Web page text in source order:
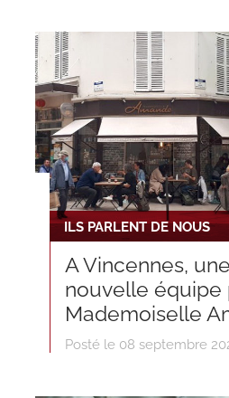
ILS PARLENT DE NOUS
A Vincennes, une
nouvelle équipe
Mademoiselle
Posté le 08 septembre